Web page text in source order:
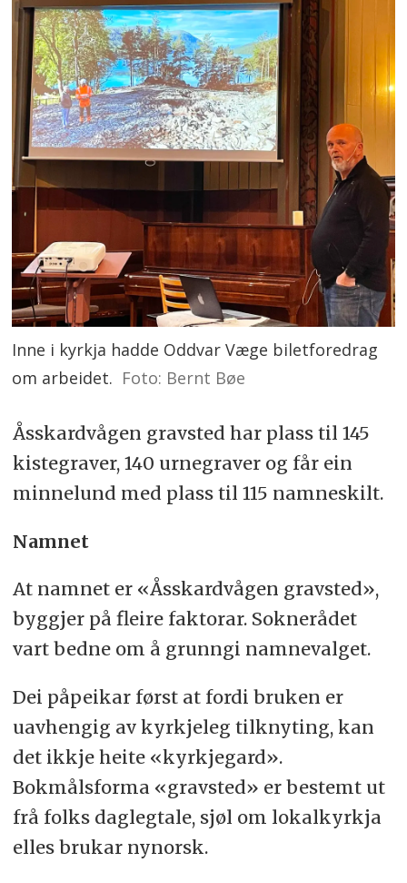
Inne i kyrkja hadde Oddvar Væge biletforedrag
om arbeidet. Foto: Bernt Bøe
Åsskardvågen gravsted har plass til 145
kistegraver, 140 urnegraver og får ein
minnelund med plass til 115 namneskilt.
Namnet
At namnet er «Åsskardvågen gravsted»,
byggjer på fleire faktorar. Soknerådet
vart bedne om å grunngi namnevalget.
Dei påpeikar først at fordi bruken er
uavhengig av kyrkjeleg tilknyting, kan
det ikkje heite «kyrkjegard».
Bokmålsforma «gravsted» er bestemt ut
frå folks daglegtale, sjøl om lokalkyrkja
elles brukar nynorsk.